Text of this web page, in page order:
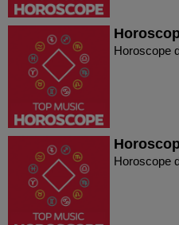
Horoscope
Horoscope